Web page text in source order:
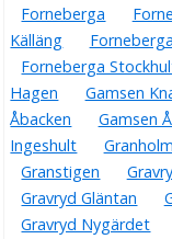
Forneberga
Källäng
Forneberga
Hagen
Gamsen
Åbacken
Gamsen
Ingeshult
Granstigen
Gravryd Gläntan
Gravryd Nygärdet